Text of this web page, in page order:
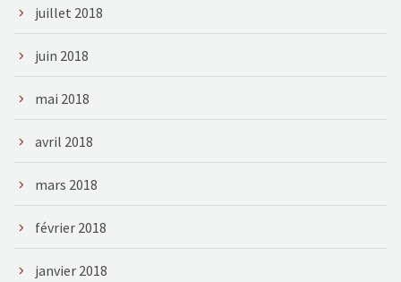
juillet 2018
juin 2018
mai 2018
avril 2018
mars 2018
février 2018
janvier 2018